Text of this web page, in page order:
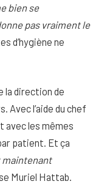
bien se
pas vraiment le
d’hygiène ne
la direction de
Avec l’aide du chef
avec les mêmes
patient. Et ça
maintenant
Muriel Hattab.